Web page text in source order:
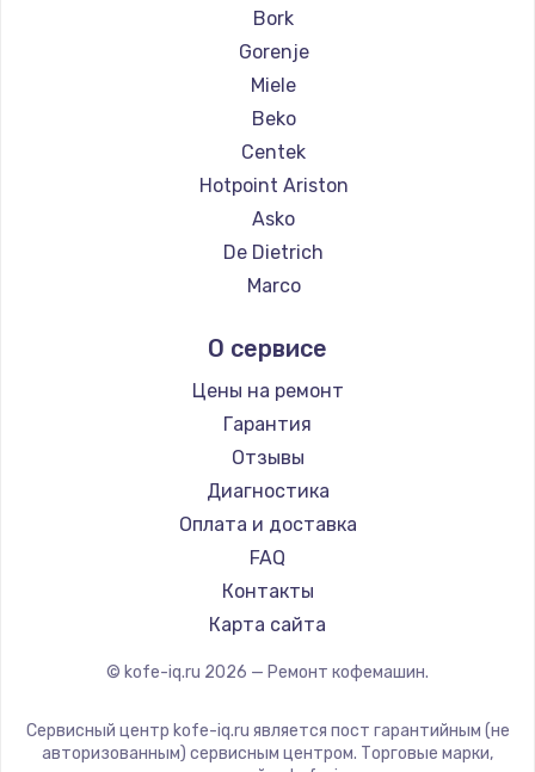
Ремонт кофемашин JVC
Ремонт кофемашин Ariston
Ремонт кофемашин Grundig
Ремонт кофемашин ROCKET MOZZAFIATO
Ремонт кофемашин Vivitek
Ремонт кофемашин Thomson
Ремонт кофемашин Hisense
Ремонт кофемашин DELTA
Ремонт кофемашин Tefal
Ремонт кофемашин RED solution
Ремонт кофемашин Bravilor Bonamat
Ремонт кофемашин Vard
Ремонт кофемашин Tuvio
Ремонт кофемашин Carrera
Ремонт кофемашин Supra
Bork
Gorenje
Miele
Beko
Centek
Hotpoint Ariston
Asko
De Dietrich
Marco
Jura
Olympia
Saeco
La Cimbali
WMF
Yamaguchi
Nivona
Astoria
JVC
ROCKET MOZZAFIATO
Vivitek
О сервисе
Цены на ремонт
Гарантия
Отзывы
Диагностика
Оплата и доставка
FAQ
Контакты
Карта сайта
© kofe-iq.ru 2026 — Ремонт кофемашин.
Сервисный центр kofe-iq.ru является пост гарантийным (не
авторизованным) сервисным центром. Торговые марки,